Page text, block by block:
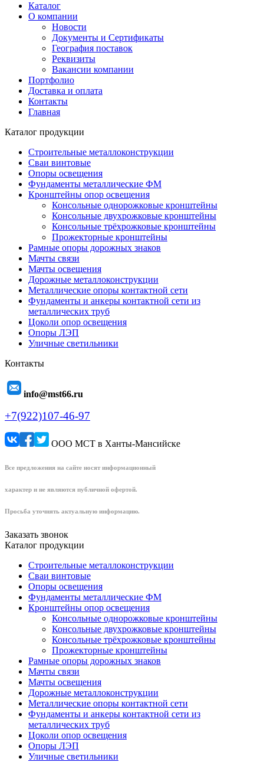
Каталог
О компании
Новости
Документы и Сертификаты
География поставок
Реквизиты
Вакансии компании
Портфолио
Доставка и оплата
Контакты
Главная
Каталог продукции
Строительные металлоконструкции
Сваи винтовые
Опоры освещения
Фундаменты металлические ФМ
Кронштейны опор освещения
Консольные однорожковые кронштейны
Консольные двухрожковые кронштейны
Консольные трёхрожковые кронштейны
Прожекторные кронштейны
Рамные опоры дорожных знаков
Мачты связи
Мачты освещения
Дорожные металлоконструкции
Металлические опоры контактной сети
Фундаменты и анкеры контактной сети из
металлических труб
Цоколи опор освещения
Опоры ЛЭП
Уличные светильники
Контакты
info@mst66.ru
+7(922)107-46-97
ООО МСТ в Ханты-Мансийске
Все предложения на сайте носят информационный
характер и не являются публичной офертой.
Просьба уточнять актуальную информацию.
Заказать звонок
Каталог продукции
Строительные металлоконструкции
Сваи винтовые
Опоры освещения
Фундаменты металлические ФМ
Кронштейны опор освещения
Консольные однорожковые кронштейны
Консольные двухрожковые кронштейны
Консольные трёхрожковые кронштейны
Прожекторные кронштейны
Рамные опоры дорожных знаков
Мачты связи
Мачты освещения
Дорожные металлоконструкции
Металлические опоры контактной сети
Фундаменты и анкеры контактной сети из
металлических труб
Цоколи опор освещения
Опоры ЛЭП
Уличные светильники